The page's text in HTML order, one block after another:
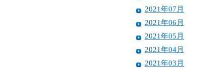
2021年07月
2021年06月
2021年05月
2021年04月
2021年03月